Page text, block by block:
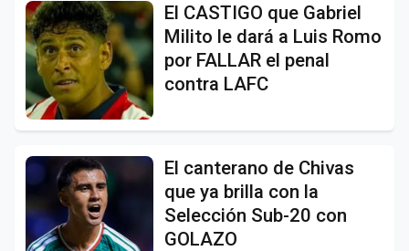
El CASTIGO que Gabriel
Milito le dará a Luis Romo
por FALLAR el penal
contra LAFC
El canterano de Chivas
que ya brilla con la
Selección Sub-20 con
GOLAZO